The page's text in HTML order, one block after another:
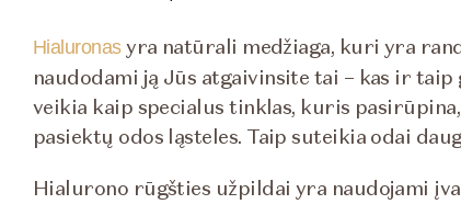
Hialuronasyra natūrali medžiaga, kuri yra
naudodami ją Jūs atgaivinsite tai – kas ir taip
veikia kaip specialus tinklas, kuris
pasiektų odos ląsteles. Taip suteikia odai
Hialurono rūgšties užpildai yra naudojami